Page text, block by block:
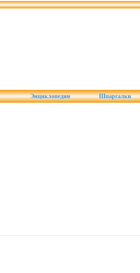
Энциклопедии Шпаргалки